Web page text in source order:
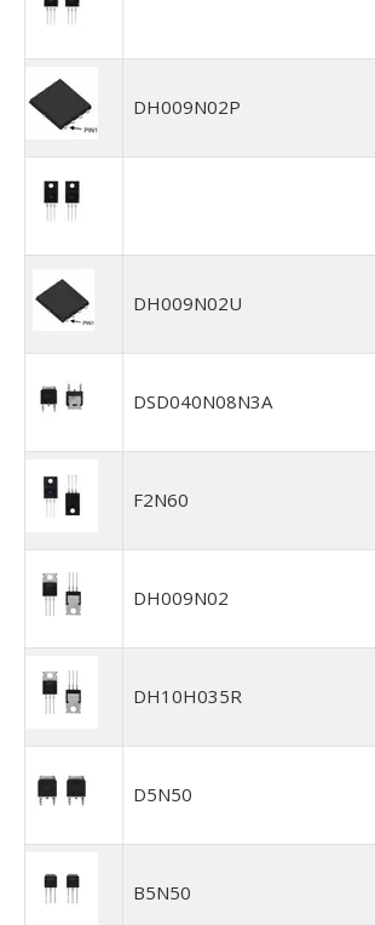
DH009N02P
DH009N02U
DSD040N08N3A
F2N60
DH009N02
DH10H035R
D5N50
B5N50